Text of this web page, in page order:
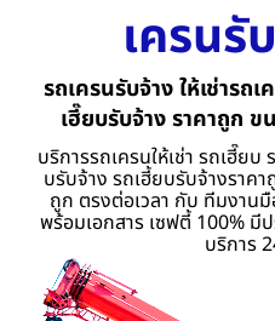
เครนรั
รถเครนรับจ้าง ให้เช่ารถ
เฮี๊ยบรับจ้าง ราคาถูก
บริการรถเครนให้เช่า รถเฮี๊ยบ
บรับจ้าง รถเฮี้ยบรับจ้างราค
ถูก ตรงต่อเวลา กับ ทีมงาน
พร้อมเอกสาร เซฟตี้ 100% มี
บริการ